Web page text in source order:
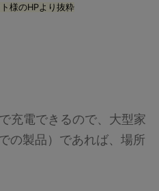
様のHPより抜粋
充電できるので、大型家
の製品）であれば、場所